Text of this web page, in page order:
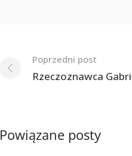
Nawigacja
po
Poprzedni post
Rzeczoznawca
Powiązane posty